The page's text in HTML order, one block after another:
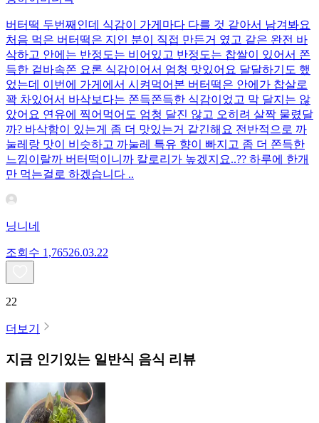
버터떡 두번째인데 식감이 가게마다 다를 것 같아서 남겨봐요
처음 먹은 버터떡은 지인 분이 직접 만든거 였고 같은 완전 바
삭하고 안에는 반정도는 비어있고 반정도는 찹쌀이 있어서 쫀
득한 겉바속쫀 요론 식감이어서 엄청 맛있어요 달달하기도 했
었는데 이번에 가게에서 시켜먹어본 버터떡은 안에가 찹살로
꽉 차있어서 바삭보다는 쫀득쫀득한 식감이었고 막 달지는 않
았어요 연유에 찍어먹어도 엄청 달진 않고 오히려 살짝 물렸달
까? 바삭함이 있는게 좀 더 맛있는거 같긴해요 전반적으로 까
눌레랑 맛이 비슷하고 까눌레 특유 향이 빠지고 좀 더 쫀득한
느낌이랄까 버터떡이니까 칼로리가 높겠지요..?? 하루에 한개
만 먹는걸로 하겠습니다 ..
닝니네
조회수 1,76526.03.22
22
더보기
지금 인기있는 일반식 음식 리뷰